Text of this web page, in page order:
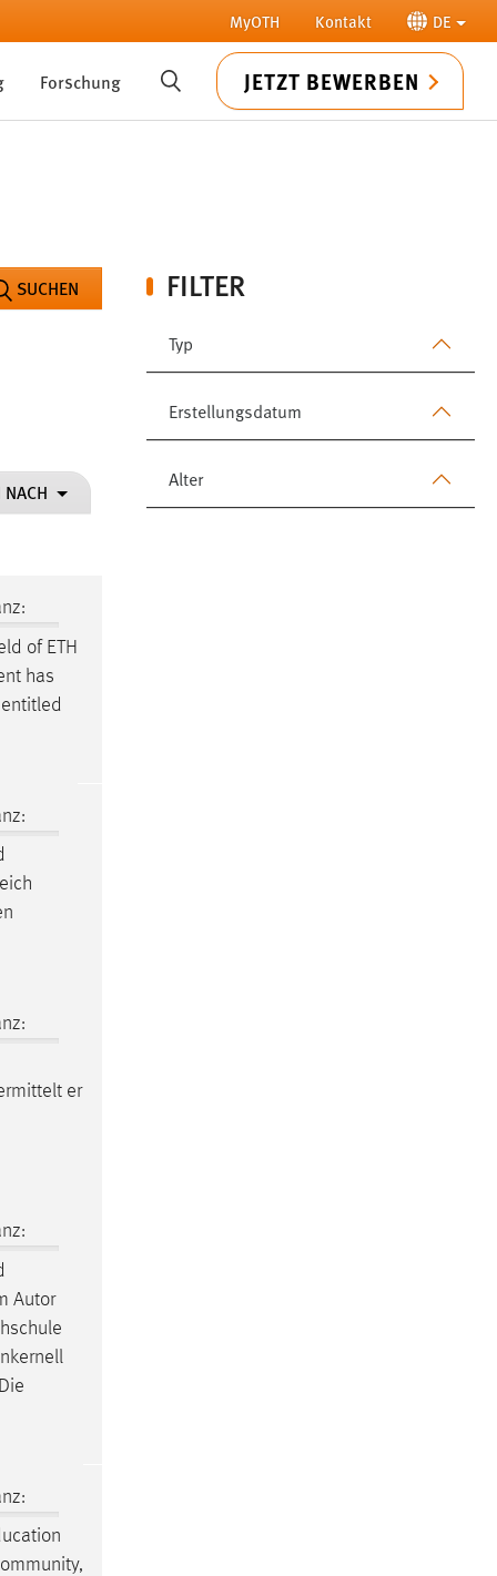
MyOTH Kontakt DE
Forschung SUCHE JETZT BEWERBEN
FILTER
Typ
Erstellungsdatum
Alter
SUCHEN
NACH
of ETH
has
er
Autor